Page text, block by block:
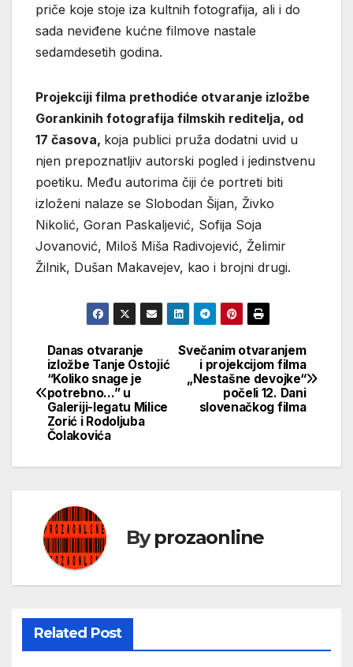
priče koje stoje iza kultnih fotografija, ali i do
sada neviđene kućne filmove nastale
sedamdesetih godina.
Projekciji filma prethodiće otvaranje izložbe
Gorankinih fotografija filmskih reditelja, od
17 časova, koja publici pruža dodatni uvid u
njen prepoznatljiv autorski pogled i jedinstvenu
poetiku. Među autorima čiji će portreti biti
izloženi nalaze se Slobodan Šijan, Živko
Nikolić, Goran Paskaljević, Sofija Soja
Jovanović, Miloš Miša Radivojević, Želimir
Žilnik, Dušan Makavejev, kao i brojni drugi.
Кретање
чланка
Svečanim otvaranjem
i projekcijom filma
„Nestašne devojke“
počeli 12. Dani
slovenačkog filma
Danas otvaranje
izložbe Tanje Ostojić
“Koliko snage je
potrebno…” u
Galeriji-legatu Milice
Zorić i Rodoljuba
Čolakovića
Byprozaonline
Related Post